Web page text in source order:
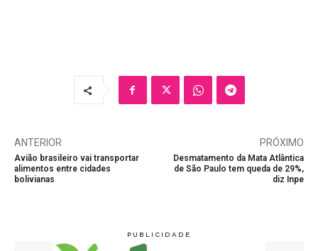
ANTERIOR
Avião brasileiro vai transportar
alimentos entre cidades
bolivianas
PRÓXIMO
Desmatamento da Mata Atlântica
de São Paulo tem queda de 29%,
diz Inpe